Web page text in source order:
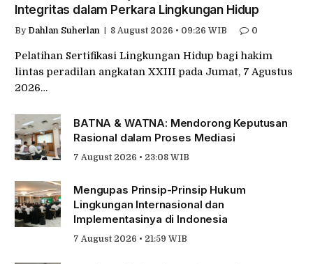
Integritas dalam Perkara Lingkungan Hidup
By Dahlan Suherlan 8 August 2026 • 09:26 WIB 0
Pelatihan Sertifikasi Lingkungan Hidup bagi hakim
lintas peradilan angkatan XXIII pada Jumat, 7 Agustus
2026…
BATNA & WATNA: Mendorong Keputusan
Rasional dalam Proses Mediasi
7 August 2026 • 23:08 WIB
Mengupas Prinsip-Prinsip Hukum
Lingkungan Internasional dan
Implementasinya di Indonesia
7 August 2026 • 21:59 WIB